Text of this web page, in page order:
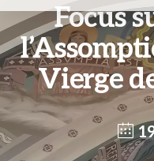
Focus
Vierge